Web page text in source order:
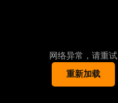
网络异常，请重试
重新加载